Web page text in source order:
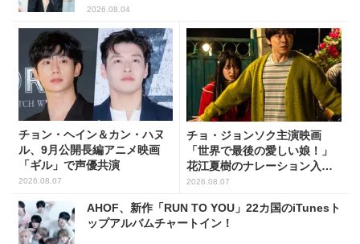
2026.08.04
チョン・ヘイン＆カン・ハヌ
ル、9月公開長編アニメ映画
「ギル」で声優共演
2026.08.07
チョ・ジョンソク主演映画
「世界で最後の愛しい娘！」
花江夏樹のナレーション入り
予告映像解禁！
2026.08.07
AHOF、新作「RUN TO YOU」22カ国のiTunesト
ップアルバムチャートイン！